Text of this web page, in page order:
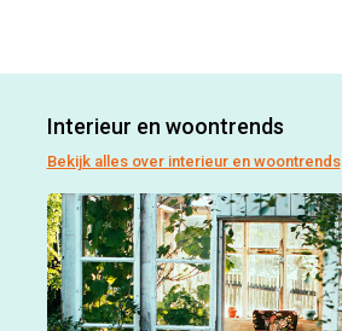
Interieur en woontrends
Bekijk alles over interieur en woontrends